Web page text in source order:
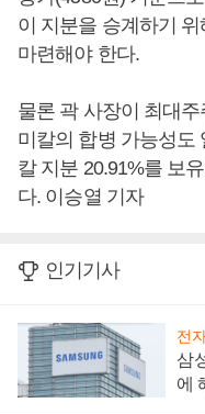
이 지분을 승계하기
마련해야 한다.
물론 곽 사장이 최대주
미칼의 합병 가능성도
칼 지분 20.91%를 보
다. 이승열 기자
인기기사
전
삼
에